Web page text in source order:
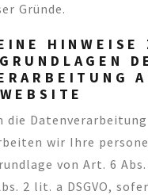
Gründe.
HINWEISE
die
wir Ihre
von Art. 6 Abs.
2 lit. a DSGVO,